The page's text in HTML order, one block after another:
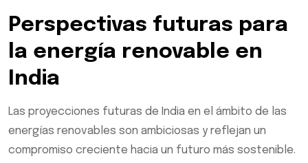
Perspectivas futuras para
la energía renovable en
India
Las proyecciones futuras de India en el ámbito de las
energías renovables son ambiciosas y reflejan un
compromiso creciente hacia un futuro más sostenible.